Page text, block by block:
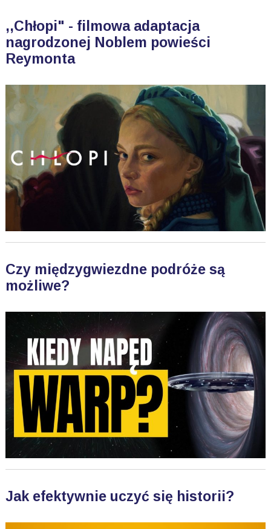
,,Chłopi" - filmowa adaptacja
nagrodzonej Noblem powieści
Reymonta
Czy międzygwiezdne podróże są
możliwe?
Jak efektywnie uczyć się historii?